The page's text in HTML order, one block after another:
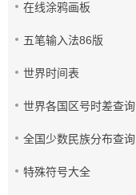
在线涂鸦画板
五笔输入法86版
世界时间表
世界各国区号时差查询
全国少数民族分布查询
特殊符号大全